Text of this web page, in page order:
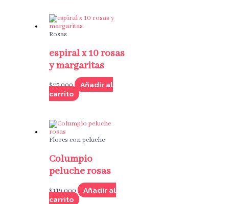
Rosas
espiral x 10 rosas
y margaritas
$75,000
Añadir al
carrito
Flores con peluche
Columpio
peluche rosas
$119,000
Añadir al
carrito